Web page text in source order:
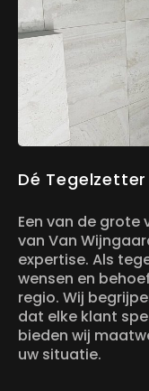
Dé Tegelzetter
Een van de grote
van Van
expertise. Als
wensen en
regio. Wij
dat elke klant
bieden wij
uw situatie.